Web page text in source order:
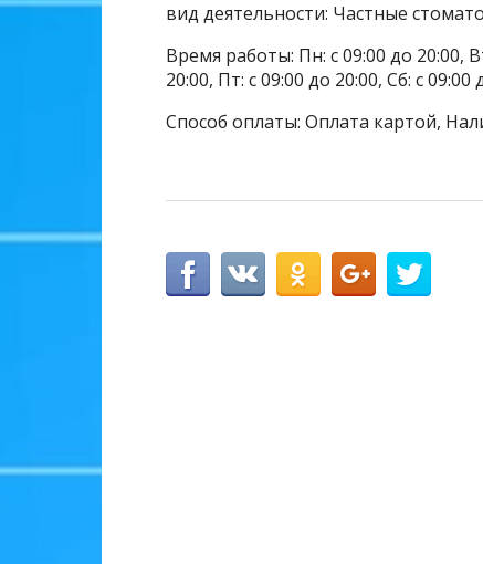
вид деятельности: Частные
Время работы: Пн: с 09:00 до 20:00,
20:00, Пт: с 09:00 до 20:00, Сб: с 09:00
Способ оплаты: Оплата картой,